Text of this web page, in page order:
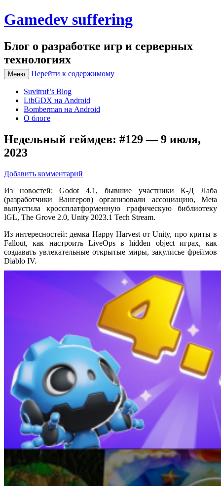
Gamedev suffering
Блог о разработке игр и серверных
технологиях
Меню Перейти к содержимому
Suvitruf’s Blog
LibGDX на Android
Bomberman на Android
О блоге
Недельный геймдев: #129 — 9 июля,
2023
Добавить комментарий
Из новостей: Godot 4.1, бывшие участники К-Д Лаба
(разработчики Вангеров) организовали ассоциацию, Meta
выпустила кроссплатформенную графическую библиотеку
IGL, The Grove 2.0, Unity 2023.1 Tech Stream.
Из интересностей: демка Happy Harvest от Unity, про криты в
Fallout, как настроить LiveOps в hidden object играх, как
создавать увлекательные открытые миры, закулисье фреймов
Diablo IV.